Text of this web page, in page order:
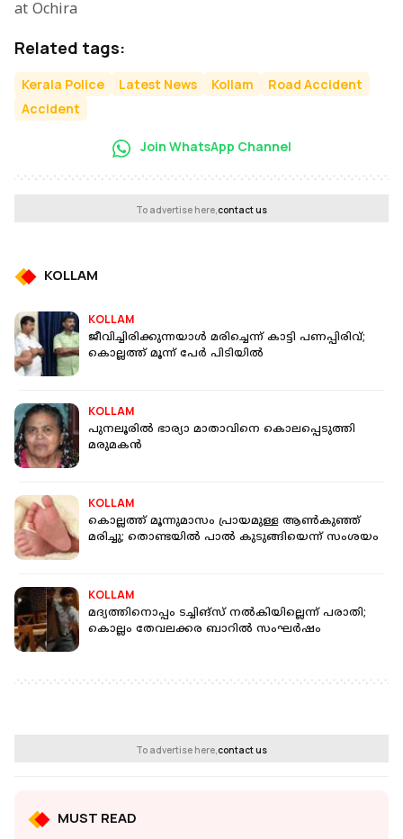
at Ochira
Related tags:
Kerala Police Latest News Kollam
Road Accident
Accident
Join WhatsApp Channel
To advertise here, contact us
KOLLAM
KOLLAM
ജീവിച്ചിരിക്കുന്നയാള്‍ മരിച്ചെന്ന് കാട്ടി പണപ്പിരിവ്;
കൊല്ലത്ത് മൂന്ന് പേര്‍ പിടിയില്‍
KOLLAM
പുനലൂരില്‍ ഭാര്യാ മാതാവിനെ കൊലപ്പെടുത്തി
മരുമകന്‍
KOLLAM
കൊല്ലത്ത് മൂന്നുമാസം പ്രായമുള്ള ആണ്‍കുഞ്ഞ്
മരിച്ചു; തൊണ്ടയില്‍ പാല്‍ കുടുങ്ങിയെന്ന് സംശയം
KOLLAM
മദ്യത്തിനൊപ്പം ടച്ചിങ്‌സ് നല്‍കിയില്ലെന്ന് പരാതി;
കൊല്ലം തേവലക്കര ബാറില്‍ സംഘര്‍ഷം
To advertise here, contact us
MUST READ